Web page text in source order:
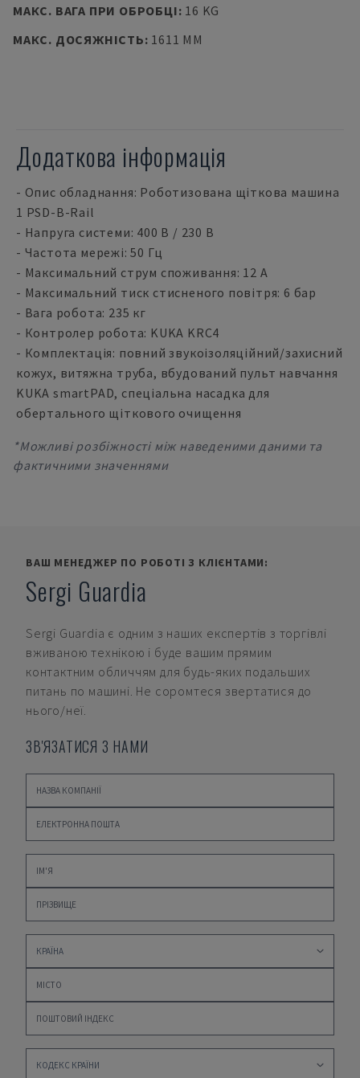
МАКС. ВАГА ПРИ ОБРОБЦІ: 16 KG
МАКС. ДОСЯЖНІСТЬ: 1611 MM
Додаткова інформація
- Опис обладнання: Роботизована щіткова машина
1 PSD-B-Rail
- Напруга системи: 400 В / 230 В
- Частота мережі: 50 Гц
- Максимальний струм споживання: 12 А
- Максимальний тиск стисненого повітря: 6 бар
- Вага робота: 235 кг
- Контролер робота: KUKA KRC4
- Комплектація: повний звукоізоляційний/захисний
кожух, витяжна труба, вбудований пульт навчання
KUKA smartPAD, спеціальна насадка для
обертального щіткового очищення
*Можливі розбіжності між наведеними даними та
фактичними значеннями
ВАШ МЕНЕДЖЕР ПО РОБОТІ З КЛІЄНТАМИ:
Sergi Guardia
Sergi Guardia є одним з наших експертів з торгівлі
вживаною технікою і буде вашим прямим
контактним обличчям для будь-яких подальших
питань по машині. Не соромтеся звертатися до
нього/неї.
ЗВ'ЯЗАТИСЯ З НАМИ